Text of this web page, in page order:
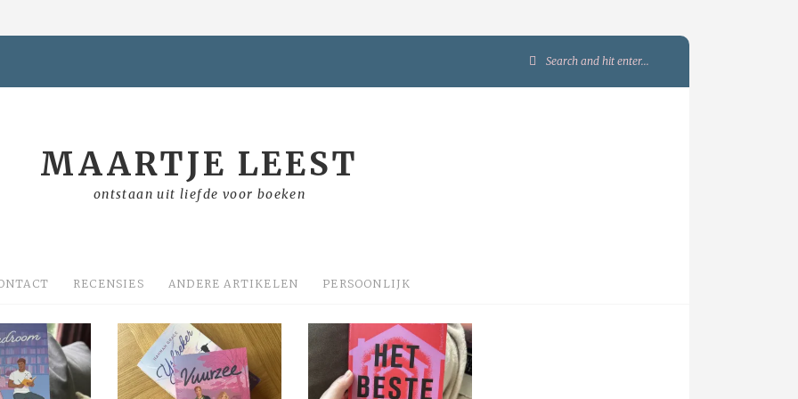
Search
MAARTJE LEEST
ontstaan uit liefde voor boeken
RECENSIES ANDERE ARTIKELEN PERSOONLIJK